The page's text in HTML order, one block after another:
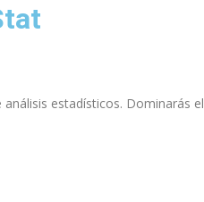
estadísticos. Dominarás el